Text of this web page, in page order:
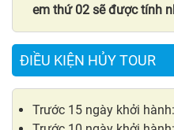
em thứ 02 sẽ được tính
ĐIỀU KIỆN HỦY TOUR
Trước 15 ngày khởi